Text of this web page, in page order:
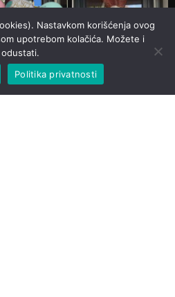
Nastavkom korišćenja ovog
upotrebom kolačića. Možete i
odustati.
Politika privatnosti